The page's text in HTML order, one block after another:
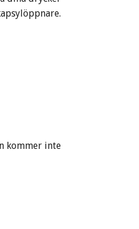
kommer inte